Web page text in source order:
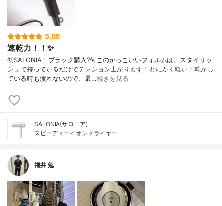
5.00
速乾力！！✨
初SALONIA！ブラック購入?何このかっこいいフォルムは。スタイリッ
シュで持っているだけでテンション上がります！とにかく軽い！乾かし
ている時も疲れないので、最…続きを見る
SALONIA(サロニア)
スピーディーイオンドライヤー
福井 勉